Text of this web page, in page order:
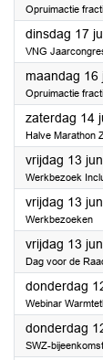
Opruimactie
dinsdag 17
VNG
maandag 16
Opruimactie
zaterdag 14
Halve Marathon
vrijdag 13
Werkbezoek
vrijdag 13
Werkbezoeken
vrijdag 13
Dag voor de
donderdag
Webinar
donderdag
SWZ-